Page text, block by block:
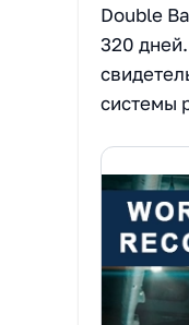
Double
320
системы